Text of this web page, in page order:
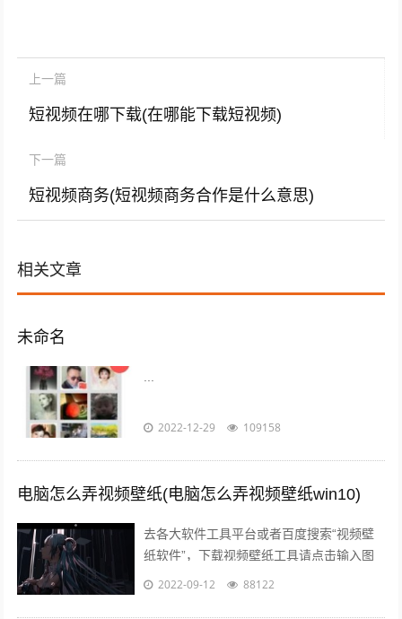
上一篇
短视频在哪下载(在哪能下载短视频)
下一篇
短视频商务(短视频商务合作是什么意思)
相关文章
未命名
2022-12-29 109158
电脑怎么弄视频壁纸(电脑怎么弄视频壁纸win10)
去各大软件工具平台或者百度搜索“视频壁
纸软件”，下载视频壁纸工具请点击输入图
片描述 请点击输入图片描述 2 下载完成后
2022-09-12 88122